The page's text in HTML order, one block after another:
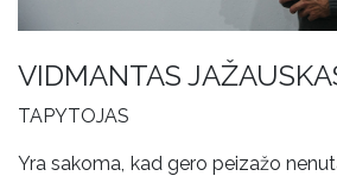
VIDMANTAS
TAPYTOJAS
Yra sakoma, kad gero peizažo